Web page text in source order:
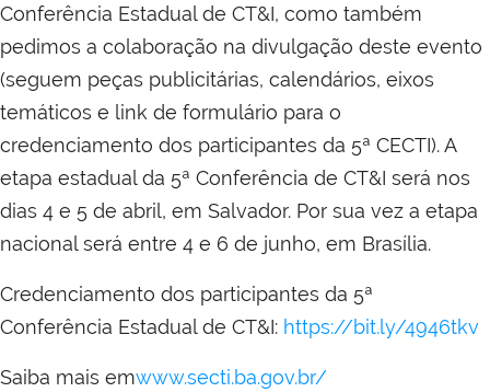
Conferência Estadual de CT&I, como também
pedimos a colaboração na divulgação deste evento
(seguem peças publicitárias, calendários, eixos
temáticos e link de formulário para o
credenciamento dos participantes da 5ª CECTI). A
etapa estadual da 5ª Conferência de CT&I será nos
dias 4 e 5 de abril, em Salvador. Por sua vez a etapa
nacional será entre 4 e 6 de junho, em Brasília.
Credenciamento dos participantes da 5ª
Conferência Estadual de CT&I: https://bit.ly/4946tkv
Saiba mais emwww.secti.ba.gov.br/